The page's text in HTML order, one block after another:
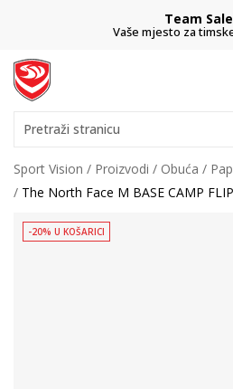
Team
Vaše mjesto za
Pretraži stranicu
Sport Vision Proizvodi Obuća
The North Face M BASE CAMP
-20% U KOŠARICI